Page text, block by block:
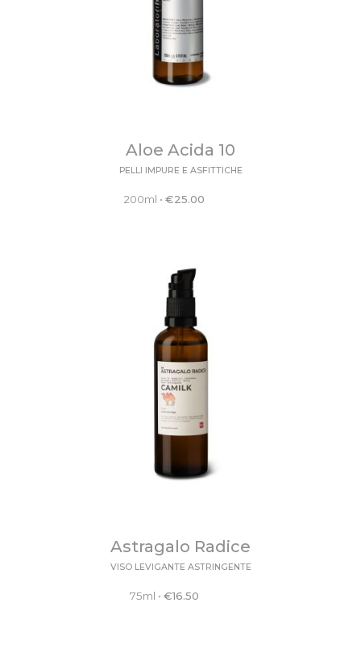
Aloe Acida 10
PELLI IMPURE E ASFITTICHE
200ml • €25.00
Astragalo Radice
VISO LEVIGANTE ASTRINGENTE
75ml • €16.50